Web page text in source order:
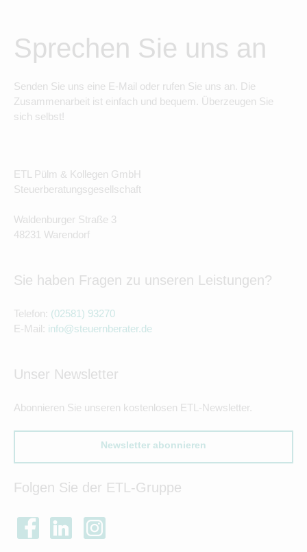
Sprechen Sie uns an
Senden Sie uns eine E-Mail oder rufen Sie uns an. Die
Zusammenarbeit ist einfach und bequem. Überzeugen Sie
sich selbst!
ETL Pülm & Kollegen GmbH
Steuerberatungsgesellschaft
Waldenburger Straße 3
48231 Warendorf
Sie haben Fragen zu unseren Leistungen?
Telefon: (02581) 93270
E-Mail: info@steuernberater.de
Unser Newsletter
Abonnieren Sie unseren kostenlosen ETL-Newsletter.
Newsletter abonnieren
Folgen Sie der ETL-Gruppe